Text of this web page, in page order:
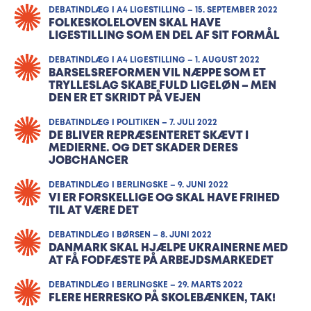
DEBATINDLÆG I A4 LIGESTILLING – 15. SEPTEMBER 2022
FOLKESKOLELOVEN SKAL HAVE
LIGESTILLING SOM EN DEL AF SIT FORMÅL
DEBATINDLÆG I A4 LIGESTILLING – 1. AUGUST 2022
BARSELSREFORMEN VIL NÆPPE SOM ET
TRYLLESLAG SKABE FULD LIGELØN – MEN
DEN ER ET SKRIDT PÅ VEJEN
DEBATINDLÆG I POLITIKEN – 7. JULI 2022
DE BLIVER REPRÆSENTERET SKÆVT I
MEDIERNE. OG DET SKADER DERES
JOBCHANCER
DEBATINDLÆG I BERLINGSKE – 9. JUNI 2022
VI ER FORSKELLIGE OG SKAL HAVE FRIHED
TIL AT VÆRE DET
DEBATINDLÆG I BØRSEN – 8. JUNI 2022
DANMARK SKAL HJÆLPE UKRAINERNE MED
AT FÅ FODFÆSTE PÅ ARBEJDSMARKEDET
DEBATINDLÆG I BERLINGSKE – 29. MARTS 2022
FLERE HERRESKO PÅ SKOLEBÆNKEN, TAK!